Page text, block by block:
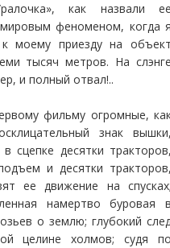
как назвали
феноменом, когда
моему приезду на
тысяч метров. На
и полный отвал!..
фильму огромные,
знак
сцепке десятки
и десятки
ее движение на
намертво буровая
о землю; глубокий
целине холмов; судя